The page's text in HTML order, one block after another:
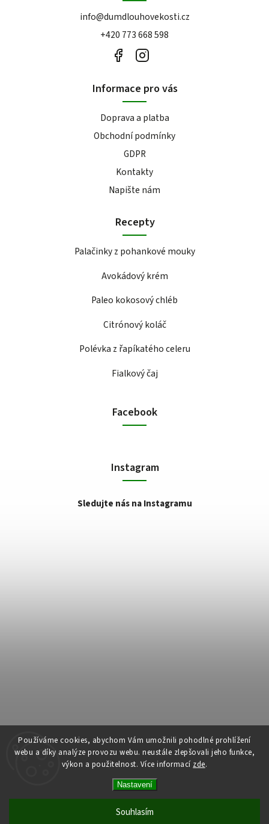
Používáme cookies, abychom Vám umožnili pohodlné prohlížení
webu a díky analýze provozu webu. neustále zlepšovali jeho funkce,
výkon a použitelnost. Více informací zde.
Nastavení
Souhlasím
info@dumdlouhovekosti.cz
+420 773 668 598
Informace pro vás
Doprava a platba
Obchodní podmínky
GDPR
Kontakty
Napište nám
Recepty
Palačinky z pohankové mouky
Avokádový krém
Paleo kokosový chléb
Citrónový koláč
Polévka z řapíkatého celeru
Fialkový čaj
Facebook
Instagram
Sledujte nás na Instagramu
Dům dlouhověkosti
Upravit nastavení cookies
VytvořilShoptet | Design